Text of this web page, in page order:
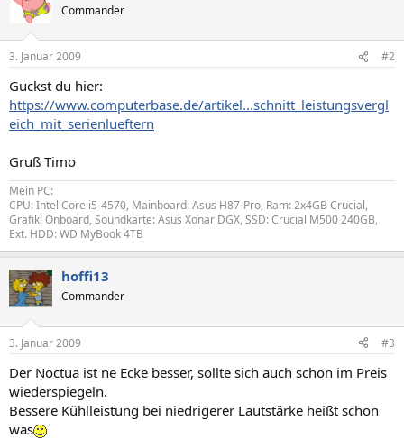
Commander
3. Januar 2009 #2
Guckst du hier:
https://www.computerbase.de/artikel...schnitt_leistungsvergl
eich_mit_serienlueftern
Gruß Timo
Mein PC:
CPU: Intel Core i5-4570, Mainboard: Asus H87-Pro, Ram: 2x4GB Crucial,
Grafik: Onboard, Soundkarte: Asus Xonar DGX, SSD: Crucial M500 240GB,
Ext. HDD: WD MyBook 4TB
hoffi13
Commander
3. Januar 2009 #3
Der Noctua ist ne Ecke besser, sollte sich auch schon im Preis
wiederspiegeln.
Bessere Kühlleistung bei niedrigerer Lautstärke heißt schon
was